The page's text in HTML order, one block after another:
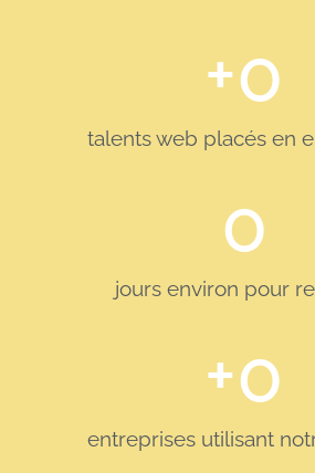
talents web placés en
+0
jours environ pour
0
entreprises utilisant
+0